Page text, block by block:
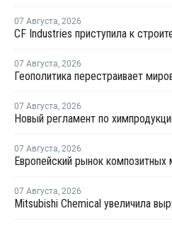
07 Августа, 2026
07 Августа, 2026
07 Августа, 2026
07 Августа, 2026
07 Августа, 2026